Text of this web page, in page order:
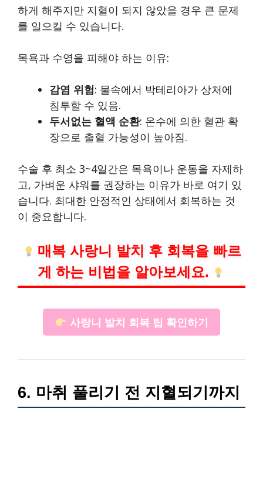
하게 해주지만 지혈이 되지 않았을 경우 큰 문제
를 일으킬 수 있습니다.
목욕과 수영을 피해야 하는 이유:
감염 위험: 물속에서 박테리아가 상처에
침투할 수 있음.
두서없는 혈액 순환: 온수에 의한 혈관 확
장으로 출혈 가능성이 높아짐.
수술 후 최소 3~4일간은 목욕이나 운동을 자제하
고, 가벼운 샤워를 권장하는 이유가 바로 여기 있
습니다. 최대한 안정적인 상태에서 회복하는 것
이 중요합니다.
매복 사랑니 발치 후 회복을 빠르
게 하는 비법을 알아보세요.
사랑니 발치 회복 팁 확인하기
6. 마취 풀리기 전 지혈되기까지